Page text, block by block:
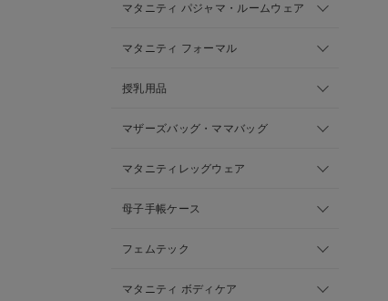
マタニティ パジャマ・ルームウェア
マタニティ フォーマル
授乳用品
マザーズバッグ・ママバッグ
マタニティレッグウェア
母子手帳ケース
フェムテック
マタニティ ボディケア